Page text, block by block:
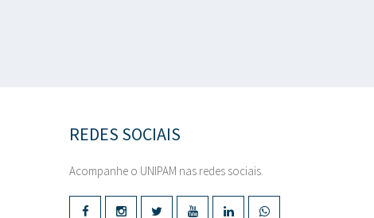
REDES SOCIAIS
Acompanhe o UNIPAM nas redes sociais.